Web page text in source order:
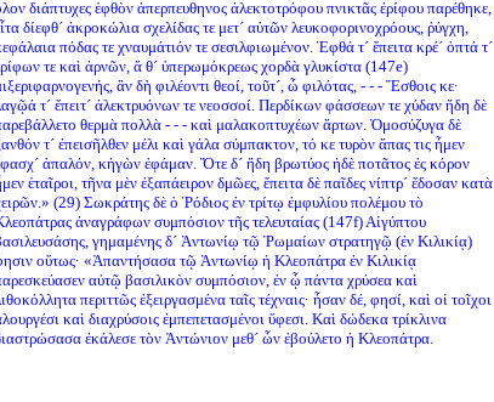
διάπτυχες ἑφθὸν ἁπερπευθηνος ἀλεκτοτρόφου πνικτᾶς ἐρίφου παρέθηκε,
δίεφθ´ ἀκροκώλια σχελίδας τε μετ´ αὐτῶν λευκοφορινοχρόους, ῥύγχη,
πόδας τε χναυμάτιόν τε σεσιλφιωμένον. Ἑφθά τ´ ἔπειτα κρέ´ ὀπτά τ´
τε καὶ ἀρνῶν, ἅ θ´ ὑπερωμόκρεως χορδὰ γλυκίστα (147e)
ἃν δὴ φιλέοντι θεοί, τοῦτ´, ὦ φιλότας, - - - Ἔσθοις κε·
τ´ ἔπειτ´ ἀλεκτρυόνων τε νεοσσοί. Περδίκων φάσσεων τε χύδαν ἤδη δὲ
θερμὰ πολλὰ - - - καὶ μαλακοπτυχέων ἄρτων. Ὁμοσύζυγα δὲ
τ´ ἐπεισῆλθεν μέλι καὶ γάλα σύμπακτον, τό κε τυρὸν ἅπας τις ἦμεν
ἁπαλόν, κἠγὼν ἐφάμαν. Ὅτε δ´ ἤδη βρωτύος ἠδὲ ποτᾶτος ἐς κόρον
ἑταῖροι, τῆνα μὲν ἐξαπάειρον δμῶες, ἔπειτα δὲ παῖδες νίπτρ´ ἔδοσαν κατὰ
(29) Σωκράτης δὲ ὁ Ῥόδιος ἐν τρίτῳ ἐμφυλίου πολέμου τὸ
ἀναγράφων συμπόσιον τῆς τελευταίας (147f) Αἰγύπτου
γημαμένης δ´ Ἀντωνίῳ τῷ Ῥωμαίων στρατηγῷ (ἐν Κιλικίᾳ)
οὕτως· «Ἀπαντήσασα τῷ Ἀντωνίῳ ἡ Κλεοπάτρα ἐν Κιλικίᾳ
αὐτῷ βασιλικὸν συμπόσιον, ἐν ᾧ πάντα χρύσεα καὶ
περιττῶς ἐξειργασμένα ταῖς τέχναις· ἦσαν δέ, φησί, καὶ οἱ τοῖχοι
καὶ διαχρύσοις ἐμπεπετασμένοι ὕφεσι. Καὶ δώδεκα τρίκλινα
ἐκάλεσε τὸν Ἀντώνιον μεθ´ ὧν ἐβούλετο ἡ Κλεοπάτρα.